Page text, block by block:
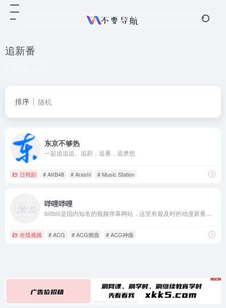
追新番
排序 随机
东京不够热
一起追追追。追剧，追番，追梦想
日韩剧 # AKB48 # Arashi # Music Station
哔哩哔哩
在线视频 # ACG # ACG燃曲 # ACG神曲